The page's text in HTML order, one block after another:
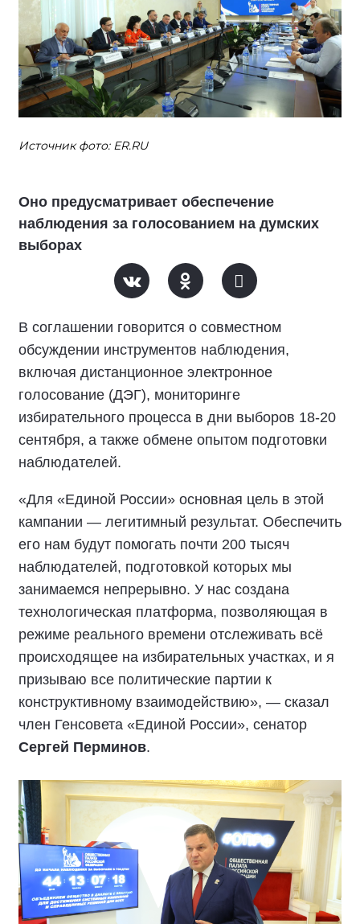
Источник фото: ER.RU
Оно предусматривает обеспечение
наблюдения за голосованием на думских
выборах
В соглашении говорится о совместном
обсуждении инструментов наблюдения,
включая дистанционное электронное
голосование (ДЭГ), мониторинге
избирательного процесса в дни выборов 18-20
сентября, а также обмене опытом подготовки
наблюдателей.
«Для «Единой России» основная цель в этой
кампании — легитимный результат. Обеспечить
его нам будут помогать почти 200 тысяч
наблюдателей, подготовкой которых мы
занимаемся непрерывно. У нас создана
технологическая платформа, позволяющая в
режиме реального времени отслеживать всё
происходящее на избирательных участках, и я
призываю все политические партии к
конструктивному взаимодействию», — сказал
член Генсовета «Единой России», сенатор
Сергей Перминов.